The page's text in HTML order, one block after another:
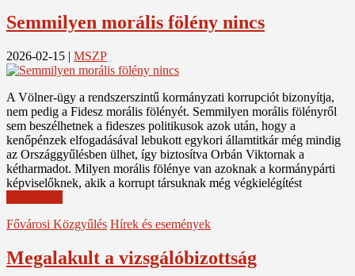
Semmilyen morális fölény nincs
2026-02-15 | MSZP
A Völner-ügy a rendszerszintű kormányzati korrupciót bizonyítja,
nem pedig a Fidesz morális fölényét. Semmilyen morális fölényről
sem beszélhetnek a fideszes politikusok azok után, hogy a
kenőpénzek elfogadásával lebukott egykori államtitkár még mindig
az Országgyűlésben ülhet, így biztosítva Orbán Viktornak a
kétharmadot. Milyen morális fölénye van azoknak a kormánypárti
képviselőknek, akik a korrupt társuknak még végkielégítést
Fővárosi Közgyűlés Hírek és események
Megalakult a vizsgálóbizottság